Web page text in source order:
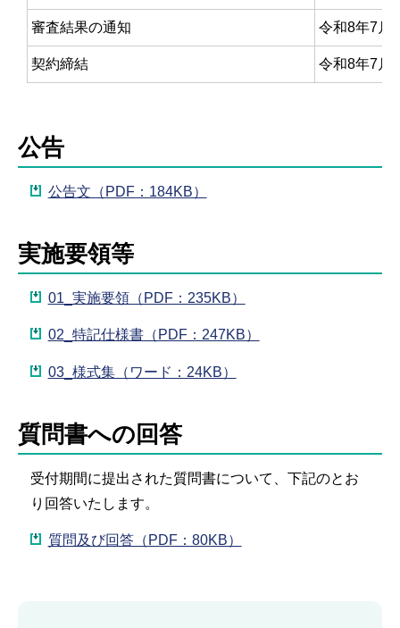
審査結果の通知 令和8年7月
契約締結 令和8年7月
公告
公告文（PDF：184KB）
実施要領等
01_実施要領（PDF：235KB）
02_特記仕様書（PDF：247KB）
03_様式集（ワード：24KB）
質問書への回答
受付期間に提出された質問書について、下記のとお
り回答いたします。
質問及び回答（PDF：80KB）